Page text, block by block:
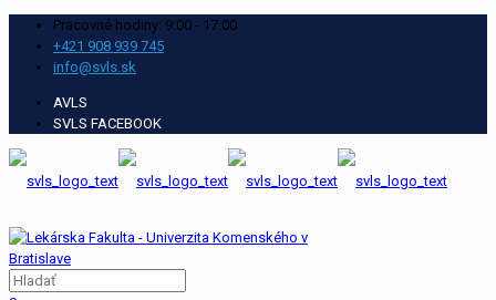
Pracovné hodiny: 9:00 - 17:00
+421 908 939 745
info@svls.sk
AVLS
SVLS FACEBOOK